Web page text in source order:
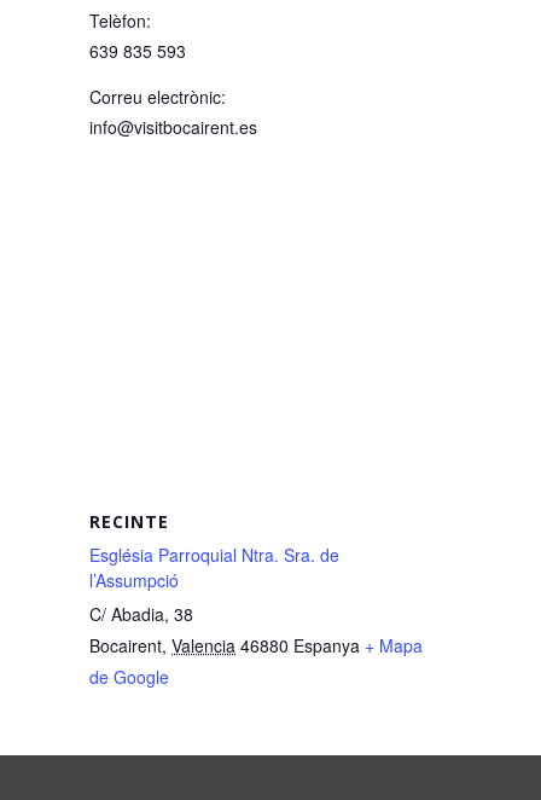
Telèfon:
639 835 593
Correu electrònic:
info@visitbocairent.es
RECINTE
Església Parroquial Ntra. Sra. de
l’Assumpció
C/ Abadia, 38
Bocairent, Valencia 46880 Espanya + Mapa
de Google